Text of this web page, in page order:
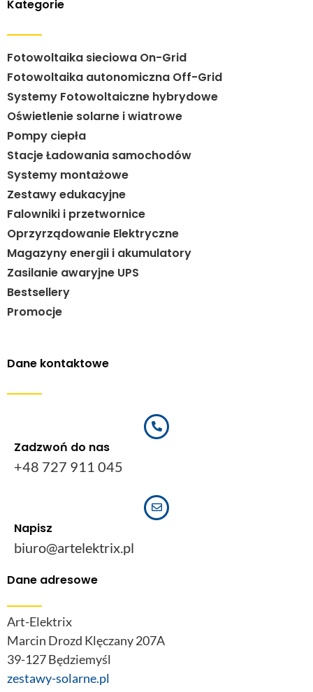
Kategorie
Fotowoltaika sieciowa On-Grid
Fotowoltaika autonomiczna Off-Grid
Systemy Fotowoltaiczne hybrydowe
Oświetlenie solarne i wiatrowe
Pompy ciepła
Stacje Ładowania samochodów
Systemy montażowe
Zestawy edukacyjne
Falowniki i przetwornice
Oprzyrządowanie Elektryczne
Magazyny energii i akumulatory
Zasilanie awaryjne UPS
Bestsellery
Promocje
Dane kontaktowe
Zadzwoń do nas
+48 727 911 045
Napisz
biuro@artelektrix.pl
Dane adresowe
Art-Elektrix
Marcin Drozd Klęczany 207A
39-127 Będziemyśl
zestawy-solarne.pl